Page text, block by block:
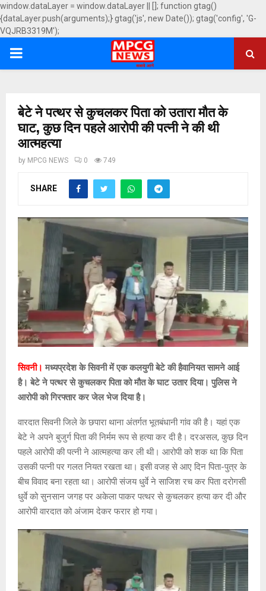
window.dataLayer = window.dataLayer || []; function gtag()
{dataLayer.push(arguments);} gtag('js', new Date()); gtag('config', 'G-
VQJRB3319M');
PRIMARY
बेटे ने पत्थर से कुचलकर पिता को उतारा मौत के
घाट, कुछ दिन पहले आरोपी की पत्नी ने की थी
आत्महत्या
by MPCG NEWS 0 749
SHARE
सिवनी। मध्यप्रदेश के सिवनी में एक कलयुगी बेटे की हैवानियत सामने आई
है। बेटे ने पत्थर से कुचलकर पिता को मौत के घाट उतार दिया। पुलिस ने
आरोपी को गिरफ्तार कर जेल भेज दिया है।
वारदात सिवनी जिले के छपारा थाना अंतर्गत भूतबंधानी गांव की है। यहां एक
बेटे ने अपने बुजुर्ग पिता की निर्मम रूप से हत्या कर दी है। दरअसल, कुछ दिन
पहले आरोपी की पत्नी ने आत्महत्या कर ली थी। आरोपी को शक था कि पिता
उसकी पत्नी पर गलत नियत रखता था। इसी वजह से आए दिन पिता-पुत्र के
बीच विवाद बना रहता था। आरोपी संजय धुर्वे ने साजिश रच कर पिता दरोगसी
धुर्वे को सुनसान जगह पर अकेला पाकर पत्थर से कुचलकर हत्या कर दी और
आरोपी वारदात को अंजाम देकर फरार हो गया।